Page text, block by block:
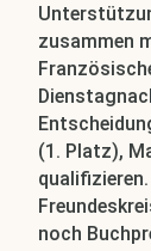
zusammen
(1. Platz),
noch